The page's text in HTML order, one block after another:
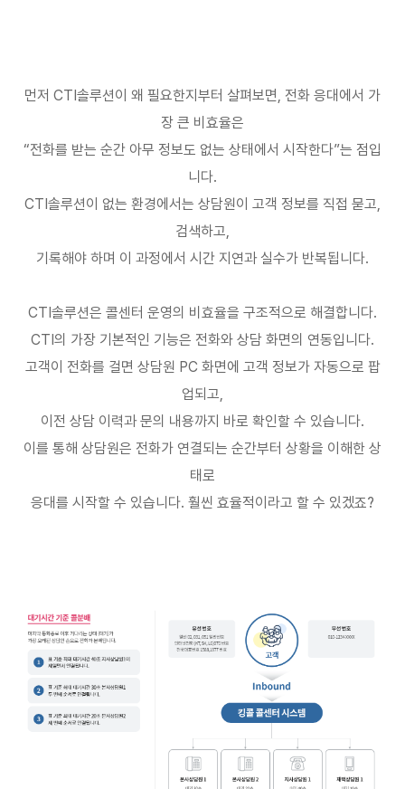
먼저 CTI솔루션이 왜 필요한지부터 살펴보면, 전화 응대에서 가
장 큰 비효율은
“전화를 받는 순간 아무 정보도 없는 상태에서 시작한다”는 점입
니다.
CTI솔루션이 없는 환경에서는 상담원이 고객 정보를 직접 묻고,
검색하고,
기록해야 하며 이 과정에서 시간 지연과 실수가 반복됩니다.
CTI솔루션은 콜센터 운영의 비효율을 구조적으로 해결합니다.
CTI의 가장 기본적인 기능은 전화와 상담 화면의 연동입니다.
고객이 전화를 걸면 상담원 PC 화면에 고객 정보가 자동으로 팝
업되고,
이전 상담 이력과 문의 내용까지 바로 확인할 수 있습니다.
이를 통해 상담원은 전화가 연결되는 순간부터 상황을 이해한 상
태로
응대를 시작할 수 있습니다. 훨씬 효율적이라고 할 수 있겠죠?